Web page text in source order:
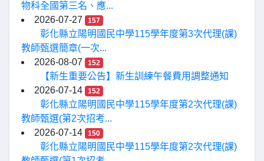
物科全國第三名、應...
2026-07-27
157
彰化縣立陽明國民中學115學年度第3次代理(課)
教師甄選簡章(一次...
2026-08-07
152
【新生重要公告】新生訓練午餐費用調整通知
2026-07-14
152
彰化縣立陽明國民中學115學年度第2次代理(課)
教師甄選(第2次招考...
2026-07-14
150
彰化縣立陽明國民中學115學年度第2次代理(課)